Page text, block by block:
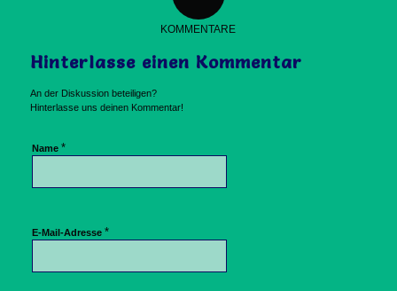
KOMMENTARE
Hinterlasse einen Kommentar
An der Diskussion beteiligen?
Hinterlasse uns deinen Kommentar!
Name *
E-Mail-Adresse *